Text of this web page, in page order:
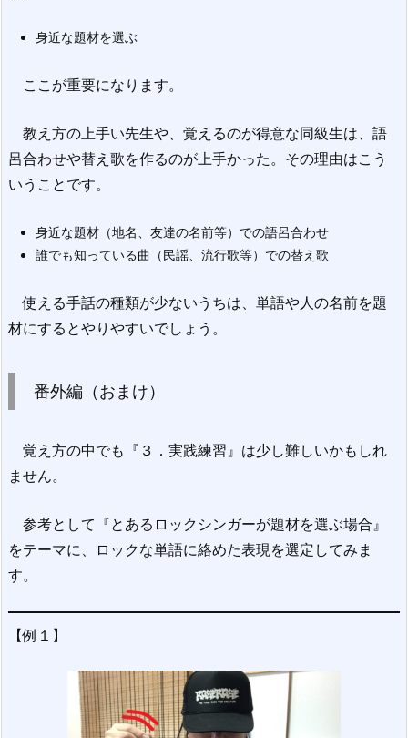
身近な題材を選ぶ
ここが重要になります。
教え方の上手い先生や、覚えるのが得意な同級生は、語
呂合わせや替え歌を作るのが上手かった。その理由はこう
いうことです。
身近な題材（地名、友達の名前等）での語呂合わせ
誰でも知っている曲（民謡、流行歌等）での替え歌
使える手話の種類が少ないうちは、単語や人の名前を題
材にするとやりやすいでしょう。
番外編（おまけ）
覚え方の中でも『３．実践練習』は少し難しいかもしれ
ません。
参考として『とあるロックシンガーが題材を選ぶ場合』
をテーマに、ロックな単語に絡めた表現を選定してみま
す。
【例１】